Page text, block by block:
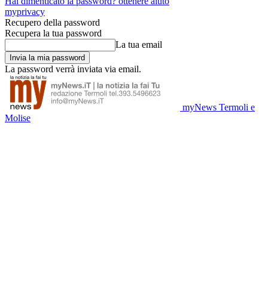
myprivacy
Recupero della password
Recupera la tua password
La tua email
La password verrà inviata via email.
myNews Termoli e
Molise